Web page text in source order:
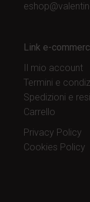
Link e-
Il mio account
Termini e
Spedizioni e resi
Carrello
Privacy Policy
Cookies Policy